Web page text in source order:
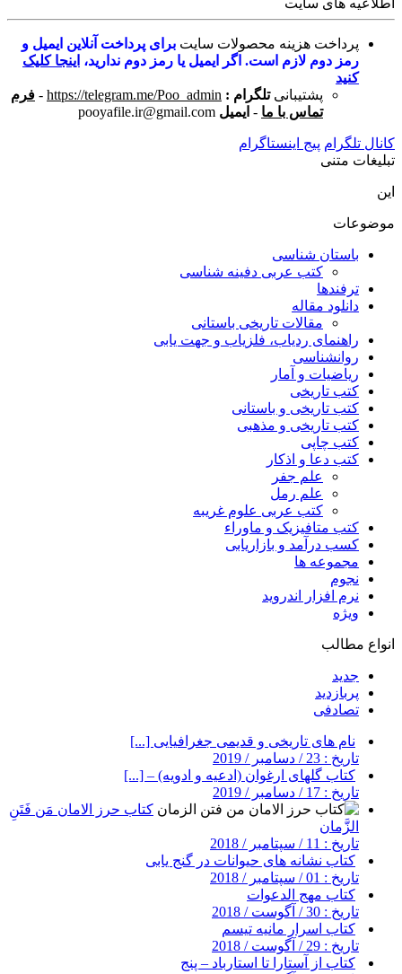
پرداخت هزینه محصولات سایت برای پرداخت آنلاین ایمیل و
رمز دوم لازم است. اگر ایمیل یا رمز دوم ندارید، اینجا کلیک
کنید
پشتیبانی تلگرام : https://telegram.me/Poo_admin
- فرم
تماس با ما - ایمیل pooyafile.ir@gmail.com
کانال تلگرام پیج اینستاگرام
تبلیغات متنی
این
موضوعات
باستان شناسی
کتب عربی دفینه شناسی
ترفندها
دانلود مقاله
مقالات تاریخی باستانی
راهنمای ردیاب، فلزیاب و جهت یابی
روانشناسی
ریاضیات و آمار
کتب تاریخی
کتب تاریخی و باستانی
کتب تاریخی و مذهبی
کتب چاپی
کتب دعا و اذکار
علم جفر
علم رمل
کتب عربی علوم غریبه
کتب متافیزیک و ماوراء
کسب درآمد و بازاریابی
مجموعه ها
نجوم
نرم افزار اندروید
ویژه
انواع مطالب
جدید
پربازدید
تصادفی
نام های تاریخی و قدیمی جغرافیایی [...]
تاریخ : 23 / دسامبر / 2019
کتاب گلهای ارغوان (ادعیه و ادویه) – [...]
تاریخ : 17 / دسامبر / 2019
کتاب حرز الامان مَن فَتَنِ
الزَّمان
تاریخ : 11 / سپتامبر / 2018
کتاب نشانه های حیوانات در گنج یابی
تاریخ : 01 / سپتامبر / 2018
کتاب مهج الدعوات
تاریخ : 30 / آگوست / 2018
کتاب اسرار مانیه تیسم
تاریخ : 29 / آگوست / 2018
کتاب از آستارا تا استارباد – پنج